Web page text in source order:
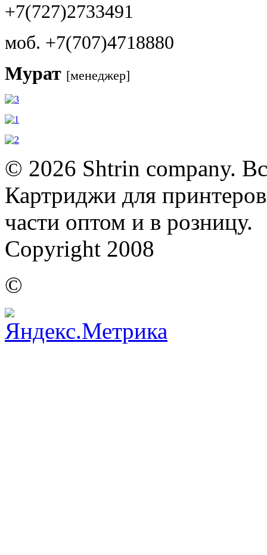
+7(727)2733491
моб. +7(707)4718880
Мурат [менеджер]
© 2026 Shtrin company.
Картриджи для
части оптом и в розницу.
Copyright 2008
©